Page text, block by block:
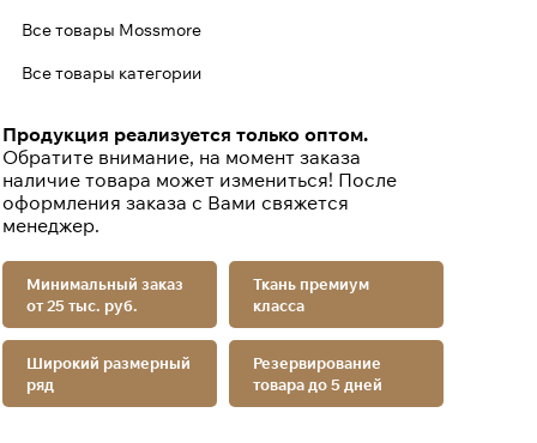
Все товары Mossmore
Все товары категории
Продукция реализуется только оптом.
Обратите внимание, на момент заказа
наличие товара может измениться! После
оформления заказа с Вами свяжется
менеджер.
Минимальный заказ
от 25 тыс. руб.
Ткань премиум
класса
Широкий размерный
ряд
Резервирование
товара до 5 дней